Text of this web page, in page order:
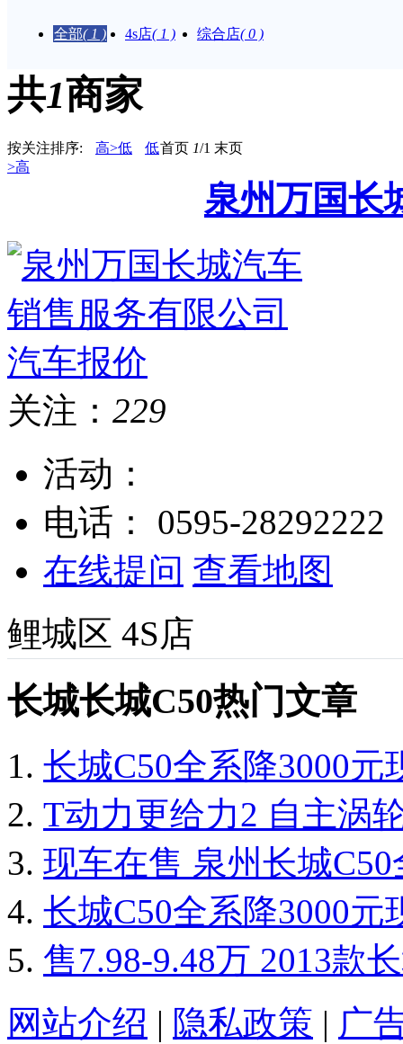
全部( 1 ) 4s店( 1 ) 综合店( 0 )
共1商家
按关注排序: 高>低
低
>高
首页 1/1 末页
泉州万国长
关注： 229
活动：
电话：
0595-28292222
在线提问 查看地图
鲤城区 4S店
长城长城C50热门文章
长城C50全系降3000元
T动力更给力2 自主涡
现车在售 泉州长城
长城C50全系降3000元
售7.98-9.48万 2013款
网站介绍 | 隐私政策 | 广